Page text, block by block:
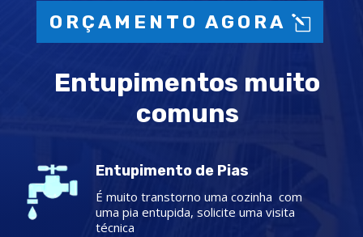
ORÇAMENTO AGORA
Entupimentos muito
comuns
Entupimento de Pias
É muito transtorno uma cozinha com
uma pia entupida, solicite uma visita
técnica